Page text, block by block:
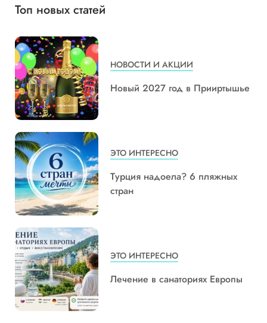
Топ новых статей
НОВОСТИ И АКЦИИ
Новый 2027 год в Прииртышье
ЭТО ИНТЕРЕСНО
Турция надоела? 6 пляжных
стран
ЭТО ИНТЕРЕСНО
Лечение в санаториях Европы